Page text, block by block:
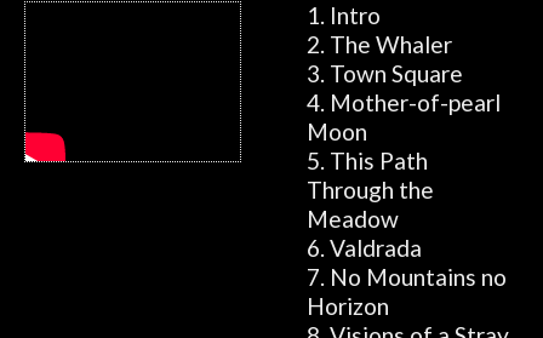
1. Intro
2. The Whaler
3. Town Square
4. Mother-of-pearl
Moon
5. This Path
Through the
Meadow
6. Valdrada
7. No Mountains no
Horizon